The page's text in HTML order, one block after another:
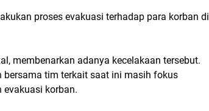
proses evakuasi terhadap para korban di
membenarkan adanya kecelakaan tersebut.
bersama tim terkait saat ini masih fokus
evakuasi korban.